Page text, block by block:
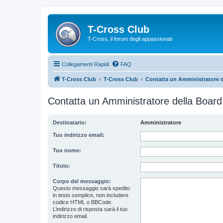
T-Cross Club
T-Cross, il forum degli appassionati
Collegamenti Rapidi FAQ
T-Cross Club T-Cross Club Contatta un Amministratore
Contatta un Amministratore della Board
Destinatario: Amministratore
Tuo indirizzo email:
Tuo nome:
Titolo:
Corpo del messaggio:
Questo messaggio sarà spedito
in testo semplice, non includere
codice HTML o BBCode.
L’indirizzo di risposta sarà il tuo
indirizzo email.